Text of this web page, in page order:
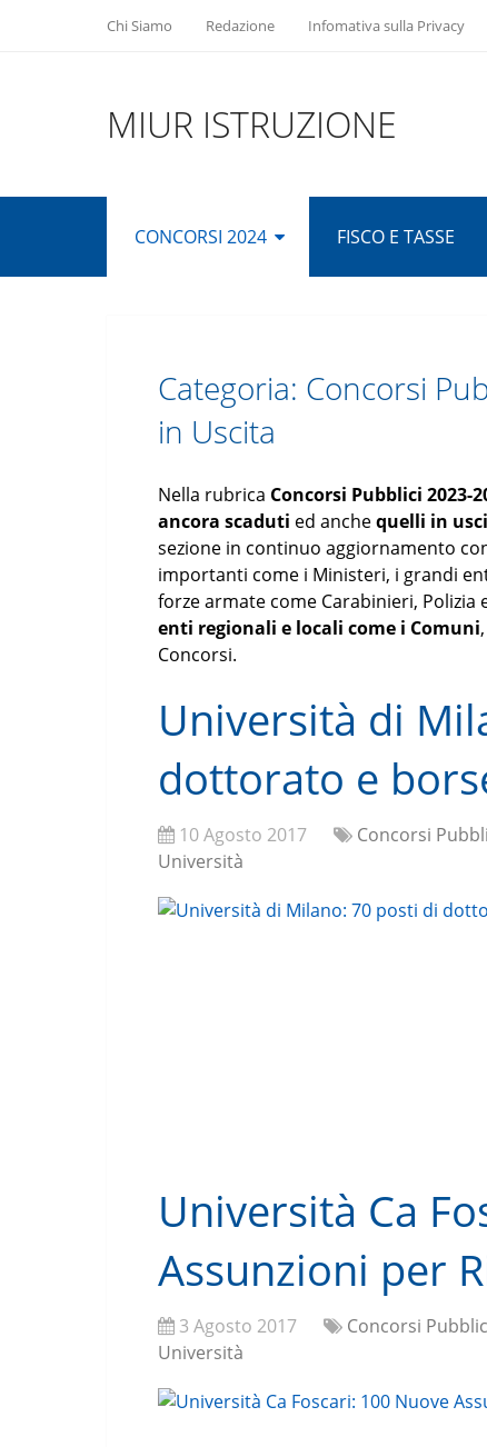
Chi Siamo Redazione Infomativa sulla Privacy
MIUR ISTRUZIONE
CONCORSI 2024 FISCO E TASSE
Categoria: Concorsi
in Uscita
Nella rubrica Concorsi Pubblici 2023-
ancora scaduti ed anchequelli in
sezione in continuo aggiornamento
importanti come i Ministeri, i grandi
forze armate come Carabinieri, Polizia
enti regionali e locali come i Comuni
Concorsi.
Università di
dottorato e
10 Agosto 2017 Concorsi
Università
Università Ca
Assunzioni per
3 Agosto 2017 Concorsi
Università